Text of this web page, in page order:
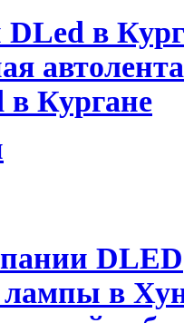
в
в Кургане
DLED
лампы в